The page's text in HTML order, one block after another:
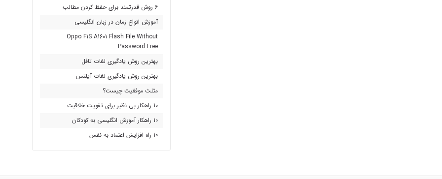
6 روش قدرتمند برای حفظ کردن مطالب
آموزش انواع زمان در زبان انگلیسی
Oppo F1S A1601 Flash File Without
Password Free
بهترین روش یادگیری لغات تافل
بهترین روش یادگیری لغات آیلتس
مثلث موفقیت چیست؟
10 راهکار بی نظیر برای تقویت خلاقیت
10 راهکار آموزش انگلیسی به کودکان
10 راه افزایش اعتماد به نفس